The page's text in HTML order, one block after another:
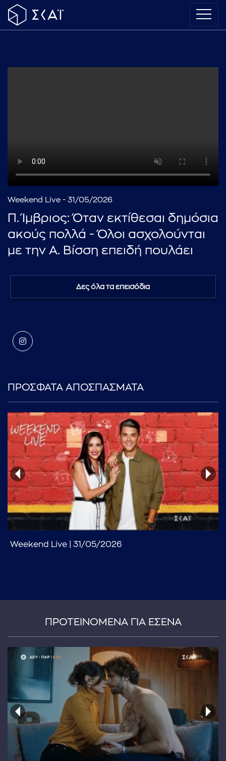
...πληκτρολογήστε κείμενο προς αναζήτηση
Weekend Live - 31/05/2026
Π. Ίμβριος: Όταν εκτίθεσαι δημόσια
ακούς πολλά - Όλοι ασχολούνται
με την Α. Βίσση επειδή πουλάει
Δες όλα τα επεισόδια
ΠΡΟΣΦΑΤΑ ΑΠΟΣΠΑΣΜΑΤΑ
Weekend Live | 31/05/2026
ΠΡΟΤΕΙΝΟΜΕΝΑ ΓΙΑ ΕΣΕΝΑ